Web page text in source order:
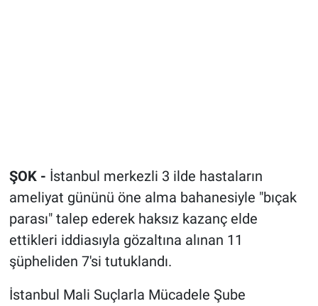
ŞOK - İstanbul merkezli 3 ilde hastaların
ameliyat gününü öne alma bahanesiyle "bıçak
parası" talep ederek haksız kazanç elde
ettikleri iddiasıyla gözaltına alınan 11
şüpheliden 7'si tutuklandı.
İstanbul Mali Suçlarla Mücadele Şube